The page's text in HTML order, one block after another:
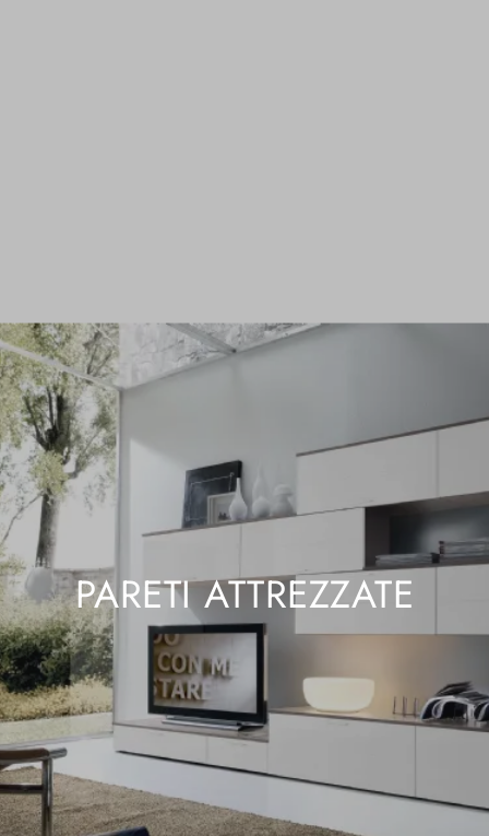
PARETI ATTREZZATE